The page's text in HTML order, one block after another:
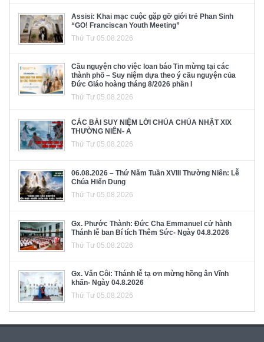
Assisi: Khai mạc cuộc gặp gỡ giới trẻ Phan Sinh
“GO! Franciscan Youth Meeting”
Thứ Tư 05.08.2026
Cầu nguyện cho việc loan báo Tin mừng tại các
thành phố – Suy niệm dựa theo ý cầu nguyện của
Đức Giáo hoàng tháng 8/2026 phần I
Thứ Tư 05.08.2026
CÁC BÀI SUY NIỆM LỜI CHÚA CHÚA NHẬT XIX
THƯỜNG NIÊN- A
Thứ Tư 05.08.2026
06.08.2026 – Thứ Năm Tuần XVIII Thường Niên: Lễ
Chúa Hiển Dung
Thứ Tư 05.08.2026
Gx. Phước Thành: Đức Cha Emmanuel cử hành
Thánh lễ ban Bí tích Thêm Sức- Ngày 04.8.2026
Thứ Tư 05.08.2026
Gx. Văn Côi: Thánh lễ tạ ơn mừng hồng ân Vĩnh
khấn- Ngày 04.8.2026
Thứ Tư 05.08.2026